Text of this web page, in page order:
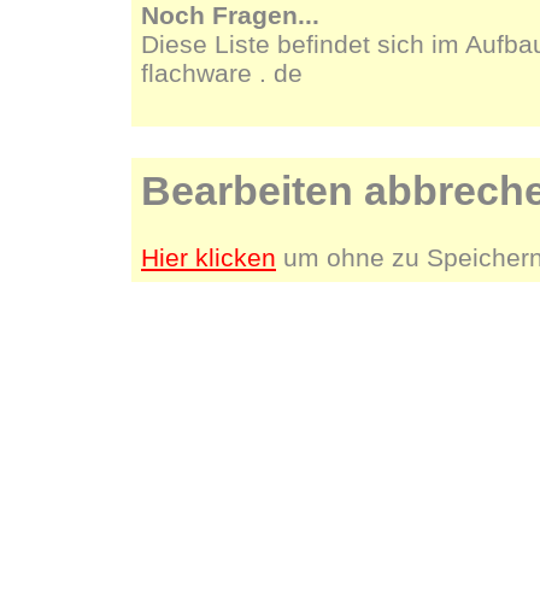
Noch Fragen...
Diese Liste befindet sich im
flachware . de
Bearbeiten
Hier klicken um ohne zu